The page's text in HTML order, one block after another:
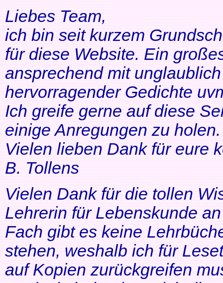
Liebes Team,
ich bin seit kurzem
für diese Website. Ein
ansprechend mit
hervorragender Gedichte
Ich greife gerne auf diese
einige Anregungen zu
Vielen lieben Dank für eure
B. Tollens
Vielen Dank für die tollen
Lehrerin für Lebenskunde
Fach gibt es keine
stehen, weshalb ich für
auf Kopien zurückgreifen